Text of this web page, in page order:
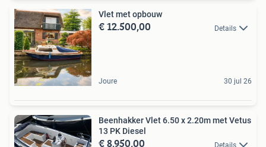
Vlet met opbouw
€ 12.500,00 Details
Joure 30 jul 26
Beenhakker Vlet 6.50 x 2.20m met Vetus
13 PK Diesel
€ 8.950,00 Details